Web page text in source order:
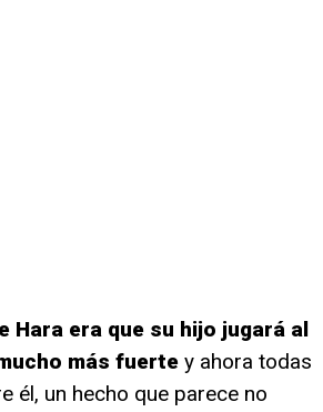
Hara era que su hijo jugará al
más fuertey ahora todas
él, un hecho que parece no